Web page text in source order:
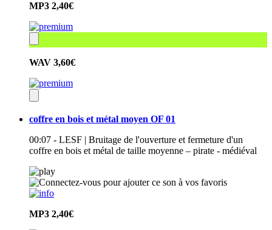
MP3 2,40€
WAV 3,60€
coffre en bois et métal moyen OF 01
00:07 - LESF | Bruitage de l'ouverture et fermeture d'un
coffre en bois et métal de taille moyenne – pirate - médiéval
MP3 2,40€